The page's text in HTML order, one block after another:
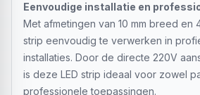
Eenvoudige installatie en
Met afmetingen van 10 mm breed en
strip eenvoudig te verwerken in
installaties. Door de directe 220V
is deze LED strip ideaal voor zowel
professionele toepassingen.